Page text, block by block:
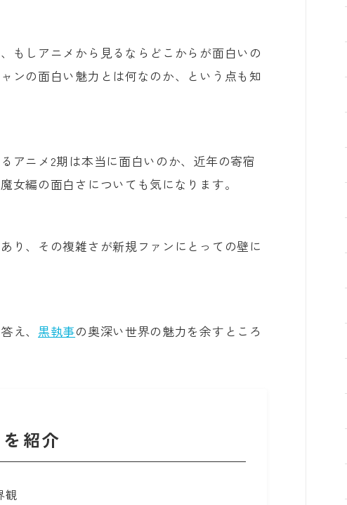
幼馴染コンプレックス
もしアニメから見るならどこからが面白いの
ンの面白い魅力とは何なのか、という点も知
アニメ2期は本当に面白いのか、近年の寄宿
女編の面白さについても気になります。
り、その複雑さが新規ファンにとっての壁に
え、 黒執事の奥深い世界の魅力を余すところ
紹介
観